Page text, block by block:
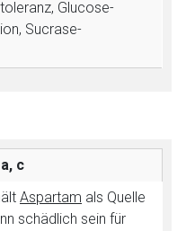
Glucose-
Sucrase-
a, c
Aspartam als Quelle
schädlich sein für